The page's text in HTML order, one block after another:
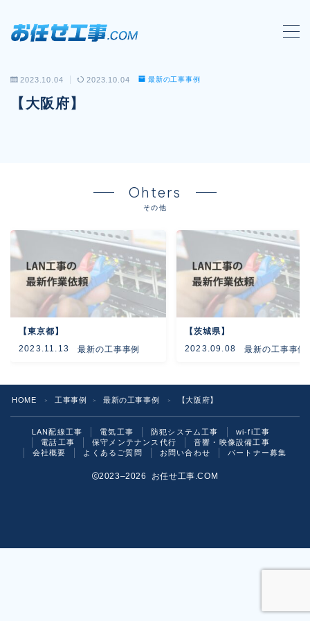
MENU
会社概要
音響・映像設備工事
保守メンテナンス代行
よくあるご質問
2023.10.04 2023.10.04 最新の工事事例
【大阪府】
Ohters
その他
【東京都】
2023.11.13 最新の工事事例
【茨城県】
2023.09.08 最新の工事事例
HOME ＞ 工事事例 ＞ 最新の工事事例 ＞ 【大阪府】
LAN配線工事 電気工事 防犯システム工事
wi-fi工事
電話工事
保守メンテナンス代行
音響・映像設備工事
会社概要
よくあるご質問 お問い合わせ パートナー募集
2023–2026 お任せ工事.COM